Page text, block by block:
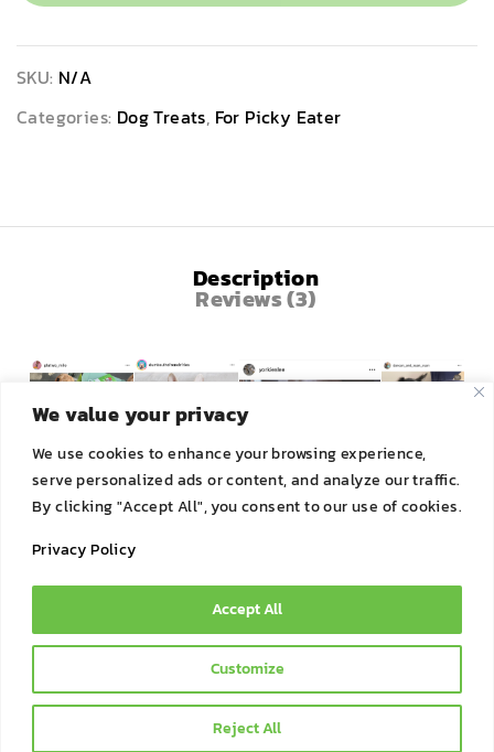
We value your privacy
We use cookies to enhance your browsing experience,
serve personalized ads or content, and analyze our traffic.
By clicking "Accept All", you consent to our use of cookies.
Privacy Policy
Customize
Reject All
Accept All
SKU: N/A
Categories: Dog Treats, For Picky Eater
Description
Reviews (3)
© 2021 Bok Bok Pet Munchies by JSJ Pet Products Co., Ltd. |